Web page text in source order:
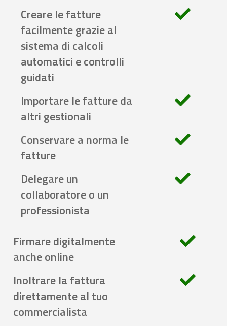
Creare le fatture
facilmente grazie al
sistema di calcoli
automatici e controlli
guidati
Importare le fatture da
altri gestionali
Conservare a norma le
fatture
Delegare un
collaboratore o un
professionista
Firmare digitalmente
anche online
Inoltrare la fattura
direttamente al tuo
commercialista